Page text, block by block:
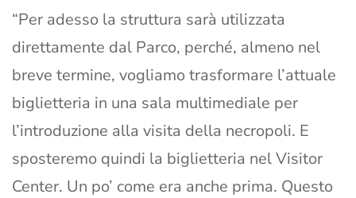
“Per adesso la struttura sarà utilizzata
direttamente dal Parco, perché, almeno nel
breve termine, vogliamo trasformare l’attuale
biglietteria in una sala multimediale per
l’introduzione alla visita della necropoli. E
sposteremo quindi la biglietteria nel Visitor
Center. Un po’ come era anche prima. Questo